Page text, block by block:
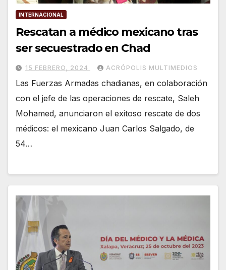
INTERNACIONAL
Rescatan a médico mexicano tras
ser secuestrado en Chad
15 FEBRERO, 2024 ACRÓPOLIS MULTIMEDIOS
Las Fuerzas Armadas chadianas, en colaboración
con el jefe de las operaciones de rescate, Saleh
Mohamed, anunciaron el exitoso rescate de dos
médicos: el mexicano Juan Carlos Salgado, de
54…